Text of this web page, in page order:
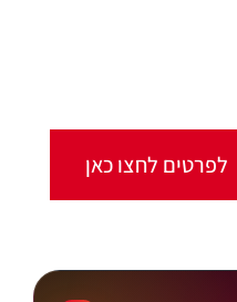
לפרטים לחצו כאן